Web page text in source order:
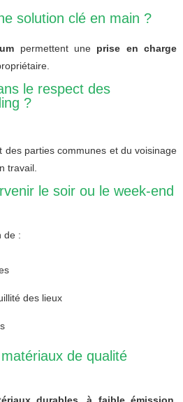
solution clé en main ?
permettent une prise en charge
le respect des
?
des parties communes et du voisinage
travail.
le soir ou le week-end
de :
des lieux
de qualité